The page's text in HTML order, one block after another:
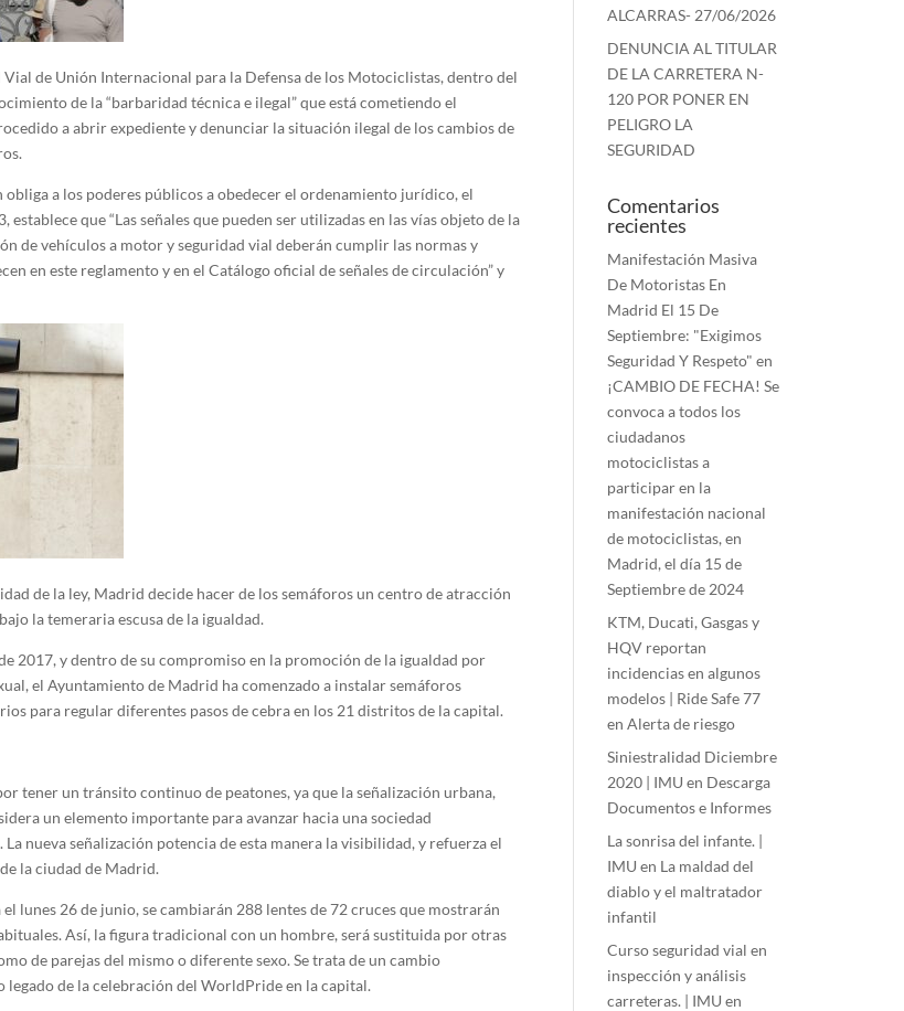
de Unión Internacional para la Defensa de los Motociclistas, dentro del
de la “barbaridad técnica e ilegal” que está cometiendo el
a abrir expediente y denunciar la situación ilegal de los cambios de
a los poderes públicos a obedecer el ordenamiento jurídico, el
que “Las señales que pueden ser utilizadas en las vías objeto de la
de vehículos a motor y seguridad vial deberán cumplir las normas y
en este reglamento y en el Catálogo oficial de señales de circulación” y
de la ley, Madrid decide hacer de los semáforos un centro de atracción
la temeraria escusa de la igualdad.
2017, y dentro de su compromiso en la promoción de la igualdad por
el Ayuntamiento de Madrid ha comenzado a instalar semáforos
para regular diferentes pasos de cebra en los 21 distritos de la capital.
tener un tránsito continuo de peatones, ya que la señalización urbana,
un elemento importante para avanzar hacia una sociedad
nueva señalización potencia de esta manera la visibilidad, y refuerza el
la ciudad de Madrid.
el lunes 26 de junio, se cambiarán 288 lentes de 72 cruces que mostrarán
Así, la figura tradicional con un hombre, será sustituida por otras
de parejas del mismo o diferente sexo. Se trata de un cambio
legado de la celebración del WorldPride en la capital.
ALCARRAS- 27/06/2026
DENUNCIA AL TITULAR
DE LA CARRETERA N-
120 POR PONER EN
PELIGRO LA
SEGURIDAD
Comentarios
recientes
Manifestación Masiva
De Motoristas En
Madrid El 15 De
Septiembre: "Exigimos
Seguridad Y Respeto" en
¡CAMBIO DE FECHA! Se
convoca a todos los
ciudadanos
motociclistas a
participar en la
manifestación nacional
de motociclistas, en
Madrid, el día 15 de
Septiembre de 2024
KTM, Ducati, Gasgas y
HQV reportan
incidencias en algunos
modelos | Ride Safe 77
enAlerta de riesgo
Siniestralidad Diciembre
2020 | IMU en Descarga
Documentos e Informes
La sonrisa del infante. |
IMU en La maldad del
diablo y el maltratador
infantil
Curso seguridad vial en
inspección y análisis
carreteras. | IMU en